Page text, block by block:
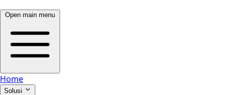
Open main menu
Home
Solusi